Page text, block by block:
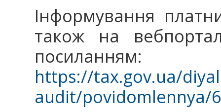
Інформування
також на
посиланням:
https://tax.gov.ua/
audit/povidomlennya/